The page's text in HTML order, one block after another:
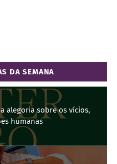
DA SEMANA
alegoria sobre os vícios,
humanas